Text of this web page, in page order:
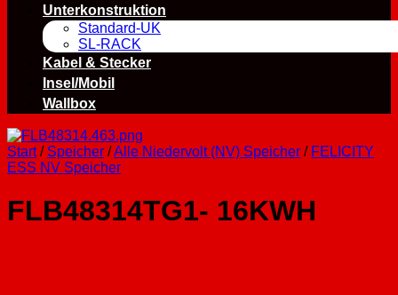
Unterkonstruktion
Standard-UK
SL-RACK
Kabel & Stecker
Insel/Mobil
Wallbox
Start / Speicher /Alle Niedervolt (NV) Speicher / FELICITY
ESS NV Speicher
FLB48314TG1- 16KWH